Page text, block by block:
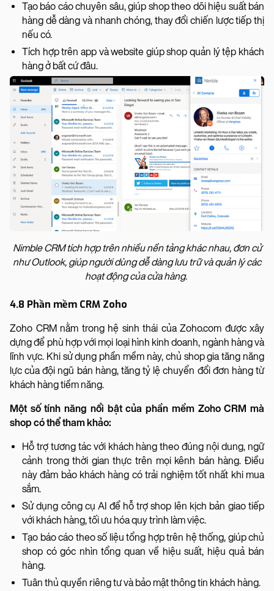
Tạo báo cáo chuyên sâu, giúp shop theo dõi hiệu suất bán
hàng dễ dàng và nhanh chóng, thay đổi chiến lược tiếp thị
nếu có.
Tích hợp trên app và website giúp shop quản lý tệp khách
hàng ở bất cứ đâu.
Nimble CRM tích hợp trên nhiều nền tảng khác nhau, đơn cử
như Outlook, giúp người dùng dễ dàng lưu trữ và quản lý các
hoạt động của cửa hàng.
4.8 Phần mềm CRM Zoho
Zoho CRM nằm trong hệ sinh thái của Zoho.com được xây
dựng để phù hợp với mọi loại hình kinh doanh, ngành hàng và
lĩnh vực. Khi sử dụng phần mềm này, chủ shop gia tăng năng
lực của đội ngũ bán hàng, tăng tỷ lệ chuyển đổi đơn hàng từ
khách hàng tiềm năng.
Một số tính năng nổi bật của phần mềm Zoho CRM mà
shop có thể tham khảo:
Hỗ trợ tương tác với khách hàng theo đúng nội dung, ngữ
cảnh trong thời gian thực trên mọi kênh bán hàng. Điều
này đảm bảo khách hàng có trải nghiệm tốt nhất khi mua
sắm.
Sử dụng công cụ AI để hỗ trợ shop lên kịch bản giao tiếp
với khách hàng, tối ưu hóa quy trình làm việc.
Tạo báo cáo theo số liệu tổng hợp trên hệ thống, giúp chủ
shop có góc nhìn tổng quan về hiệu suất, hiệu quả bán
hàng.
Tuân thủ quyền riêng tư và bảo mật thông tin khách hàng.